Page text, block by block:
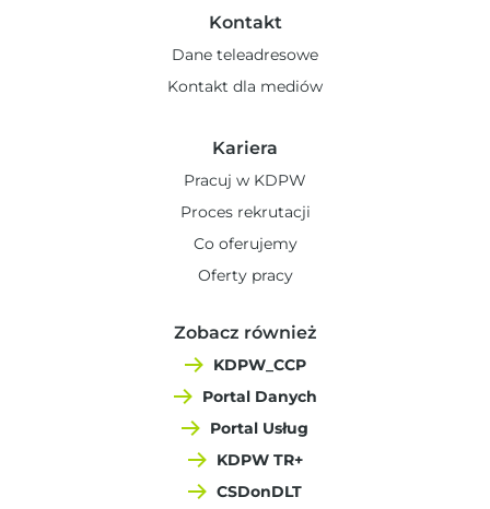
Kontakt
Dane teleadresowe
Kontakt dla mediów
Kariera
Pracuj w KDPW
Proces rekrutacji
Co oferujemy
Oferty pracy
Zobacz również
KDPW_CCP
Portal Danych
Portal Usług
KDPW TR+
CSDonDLT